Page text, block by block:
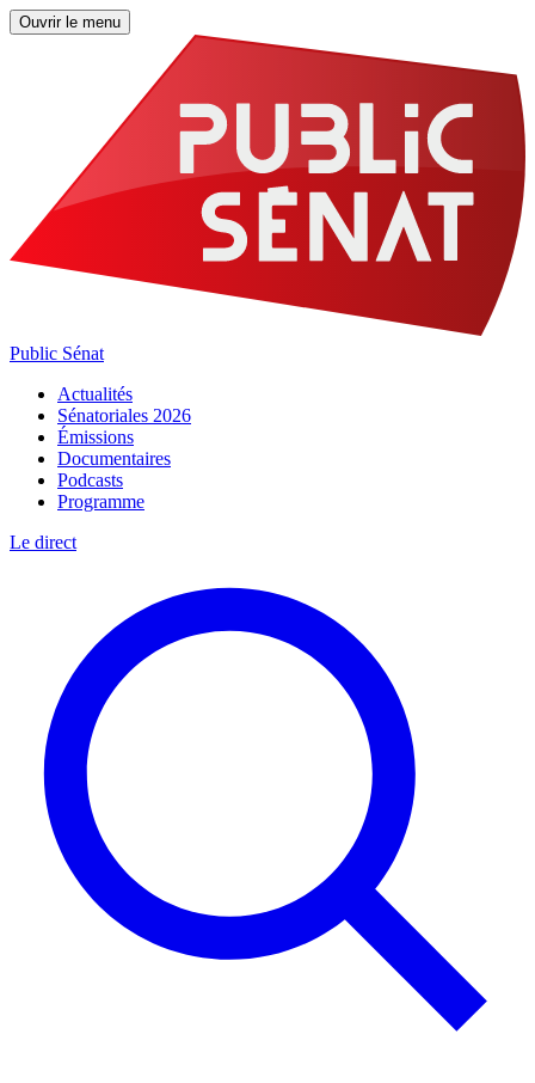
Ouvrir le menu
Public Sénat
Actualités
Sénatoriales 2026
Émissions
Documentaires
Podcasts
Programme
Le direct